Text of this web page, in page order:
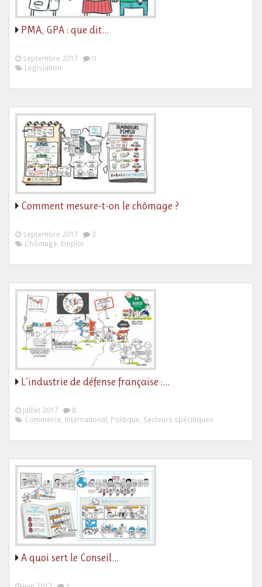
PMA, GPA : que dit…
septembre 2017
0
Législation
Comment mesure-t-on le chômage ?
septembre 2017
3
Chômage, Emploi
L’industrie de défense française :…
juillet 2017
8
Commerce, International, Politique, Secteurs spécifiques
A quoi sert le Conseil…